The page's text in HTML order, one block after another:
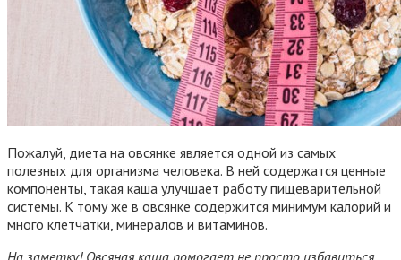
Пожалуй, диета на овсянке является одной из самых
полезных для организма человека. В ней содержатся ценные
компоненты, такая каша улучшает работу пищеварительной
системы. К тому же в овсянке содержится минимум калорий и
много клетчатки, минералов и витаминов.
На заметку! Овсяная каша помогает не просто избавиться